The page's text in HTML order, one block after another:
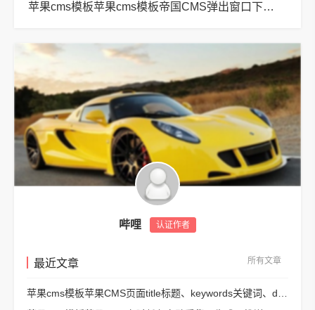
苹果cms模板苹果cms模板帝国CMS弹出窗口下载方式改为点击链接直接下载教程
哔哩 认证作者
最近文章 所有文章
苹果cms模板苹果CMS页面title标题、keywords关键词、description描述SEO优化